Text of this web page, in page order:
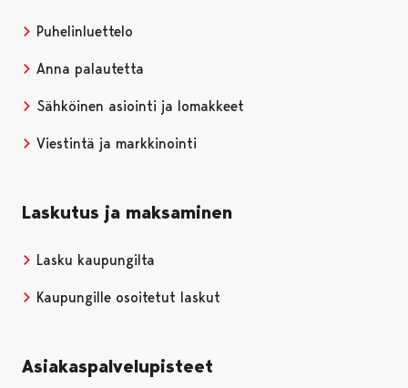
Puhelinluettelo
Anna palautetta
Sähköinen asiointi ja lomakkeet
Viestintä ja markkinointi
Laskutus ja maksaminen
Lasku kaupungilta
Kaupungille osoitetut laskut
Asiakaspalvelupisteet